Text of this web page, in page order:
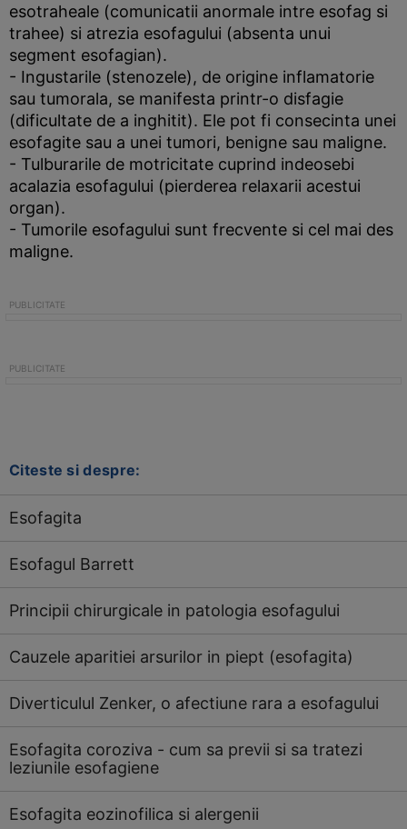
esotraheale (comunicatii anormale intre esofag si
trahee) si atrezia esofagului (absenta unui
segment esofagian).
- Ingustarile (stenozele), de origine inflamatorie
sau tumorala, se manifesta printr-o disfagie
(dificultate de a inghitit). Ele pot fi consecinta unei
esofagite sau a unei tumori, benigne sau maligne.
- Tulburarile de motricitate cuprind indeosebi
acalazia esofagului (pierderea relaxarii acestui
organ).
- Tumorile esofagului sunt frecvente si cel mai des
maligne.
Citeste si despre:
Esofagita
Esofagul Barrett
Principii chirurgicale in patologia esofagului
Cauzele aparitiei arsurilor in piept (esofagita)
Diverticulul Zenker, o afectiune rara a esofagului
Esofagita coroziva - cum sa previi si sa tratezi
leziunile esofagiene
Esofagita eozinofilica si alergenii